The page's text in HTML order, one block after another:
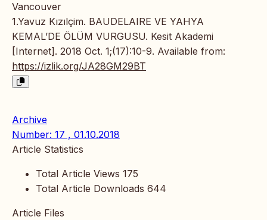
Vancouver
1.Yavuz Kızılçim. BAUDELAIRE VE YAHYA
KEMAL’DE ÖLÜM VURGUSU. Kesit Akademi
[Internet]. 2018 Oct. 1;(17):10-9. Available from:
https://izlik.org/JA28GM29BT
Archive
Number: 17 , 01.10.2018
Article Statistics
Total Article Views 175
Total Article Downloads 644
Article Files